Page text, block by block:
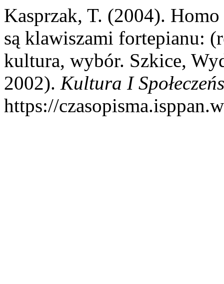
Kasprzak, T. (2004).
są klawiszami fortepianu:
kultura, wybór. Szkice,
2002). Kultura I
https://